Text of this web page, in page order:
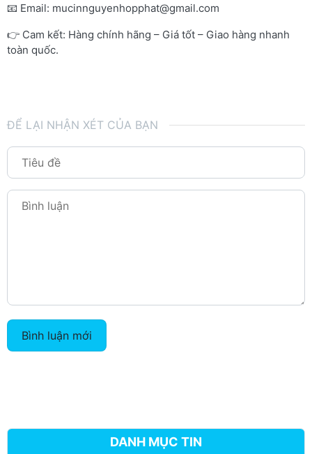
📧 Email: mucinnguyenhopphat@gmail.com
👉 Cam kết: Hàng chính hãng – Giá tốt – Giao hàng nhanh
toàn quốc.
ĐỂ LẠI NHẬN XÉT CỦA BẠN
Bình luận mới
DANH MỤC TIN